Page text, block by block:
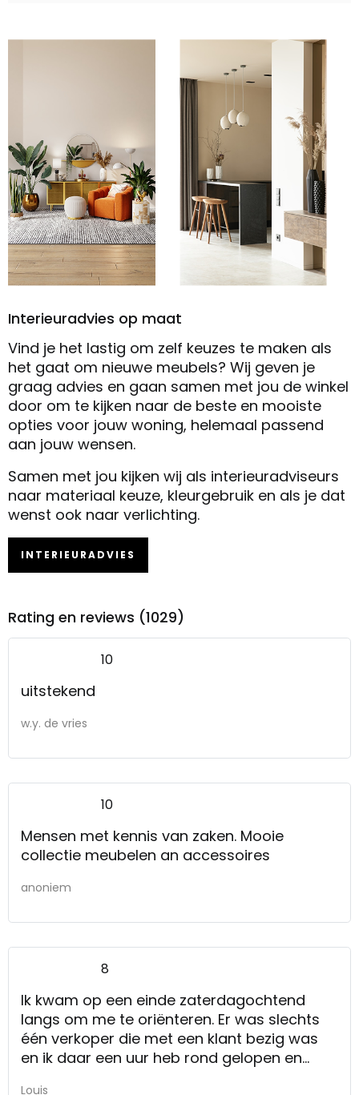
Interieuradvies op maat
Vind je het lastig om zelf keuzes te maken als
het gaat om nieuwe meubels? Wij geven je
graag advies en gaan samen met jou de winkel
door om te kijken naar de beste en mooiste
opties voor jouw woning, helemaal passend
aan jouw wensen.
Samen met jou kijken wij als interieuradviseurs
naar materiaal keuze, kleurgebruik en als je dat
wenst ook naar verlichting.
INTERIEURADVIES
Rating en reviews (1029)
10
uitstekend
w.y. de vries
10
Mensen met kennis van zaken. Mooie
collectie meubelen an accessoires
anoniem
8
Ik kwam op een einde zaterdagochtend
langs om me te oriënteren. Er was slechts
één verkoper die met een klant bezig was
en ik daar een uur heb rond gelopen en
Louis